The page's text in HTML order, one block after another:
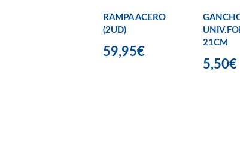
RAMPA ACERO
(2UD)
59,95€
21CM
5,50€